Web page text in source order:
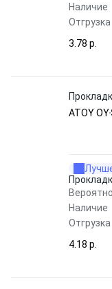
Наличие
Отгрузка
3.78 p.
ATOY OY
Наличие
Отгрузка
4.18 p.